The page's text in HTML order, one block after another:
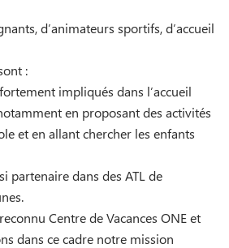
d’animateurs sportifs, d’accueil
:
impliqués dans l’accueil
en proposant des activités
et en allant chercher les enfants
partenaire dans des ATL de
Centre de Vacances ONE et
dans ce cadre notre mission